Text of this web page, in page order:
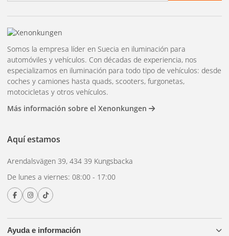
Unido
Compra fuentes de luz
en Xenonkungen.
Ayuda e información
Somos la empresa líder en Suecia en iluminación para
automóviles y vehículos. Con décadas de experiencia, nos
especializamos en iluminación para todo tipo de vehículos: desde
coches y camiones hasta quads, scooters, furgonetas,
motocicletas y otros vehículos.
Más información sobre el Xenonkungen
Aquí estamos
Arendalsvägen 39, 434 39 Kungsbacka
De lunes a viernes: 08:00 - 17:00